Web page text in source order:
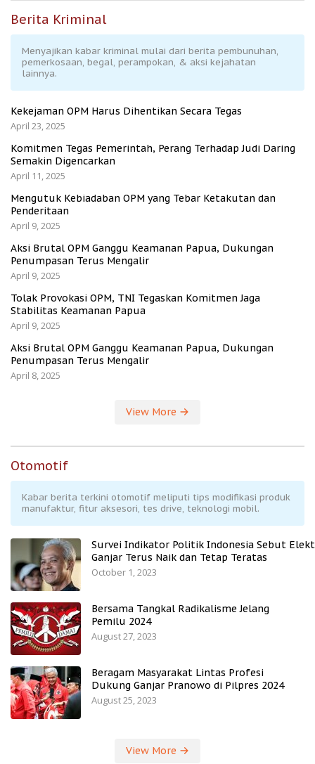
Berita Kriminal
Menyajikan kabar kriminal mulai dari berita pembunuhan,
pemerkosaan, begal, perampokan, & aksi kejahatan
lainnya.
Kekejaman OPM Harus Dihentikan Secara Tegas
April 23, 2025
Komitmen Tegas Pemerintah, Perang Terhadap Judi Daring
Semakin Digencarkan
April 11, 2025
Mengutuk Kebiadaban OPM yang Tebar Ketakutan dan
Penderitaan
April 9, 2025
Aksi Brutal OPM Ganggu Keamanan Papua, Dukungan
Penumpasan Terus Mengalir
April 9, 2025
Tolak Provokasi OPM, TNI Tegaskan Komitmen Jaga
Stabilitas Keamanan Papua
April 9, 2025
Aksi Brutal OPM Ganggu Keamanan Papua, Dukungan
Penumpasan Terus Mengalir
April 8, 2025
View More
Otomotif
Kabar berita terkini otomotif meliputi tips modifikasi produk
manufaktur, fitur aksesori, tes drive, teknologi mobil.
Survei Indikator Politik Indonesia Sebut
Ganjar Terus Naik dan Tetap Teratas
October 1, 2023
Bersama Tangkal Radikalisme Jelang
Pemilu 2024
August 27, 2023
Beragam Masyarakat Lintas Profesi
Dukung Ganjar Pranowo di Pilpres 2024
August 25, 2023
View More